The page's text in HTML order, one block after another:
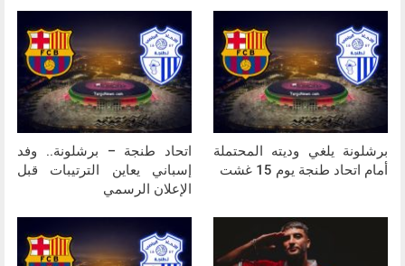
برشلونة يلغي وديته المحتملة
أمام اتحاد طنجة يوم 15 غشت
اتحاد طنجة – برشلونة.. وفد
إسباني يعاين الترتيبات قبل
الإعلان الرسمي